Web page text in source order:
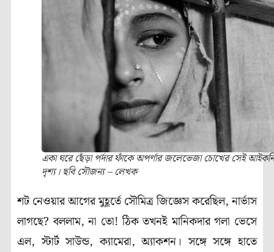
একা ঘরে ছেঁড়া পর্দার ফাঁকে অপর্ণার জলেভেজা চোখের সেই
দৃশ্য। ছবি সৌজন্য – লেখক
শট নেওয়ার আগের মুহূর্তে সৌমিত্র জিজ্ঞেস করেছিল,নার্ভাস
লাগছে?বললাম,না তো! ঠিক তখনই মানিকদার গলা ভেসে
এল,স্টার্ট সাউন্ড,ক্যামেরা,অ্যাকশন। সঙ্গে সঙ্গে হাতে